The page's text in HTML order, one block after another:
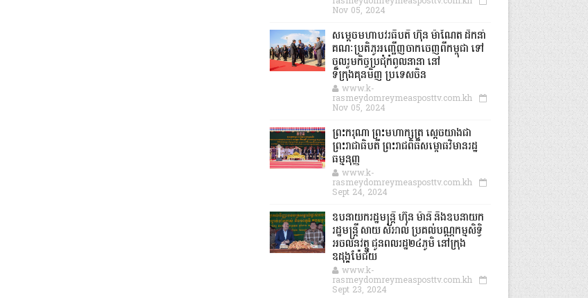
Nov 05, 2024
សម្តេចមហាបវរធិបតី ហ៊ុន ម៉ាណែត ដឹកនាំ
គណៈប្រតិភូអញ្ជើញចាកចេញពីកម្ពុជា ទៅ
ចូលរួមកិច្ចប្រជុំកំពូលនានា នៅ
ទីក្រុងគុនមិញ ប្រទេសចិន
www.k-
rasmeydomreymeasposttv.com.kh
Nov 05, 2024
ព្រះករុណា ព្រះមហាក្សត្រ ស្តេចយាងជា
ព្រះរាជាធិបតី ព្រះរាជពិធីសម្ពោធវិមានរដ្ឋ
ធម្មនុញ្ញ
www.k-
rasmeydomreymeasposttv.com.kh
Sept 24, 2024
ឧបនាយករដ្ឋមន្ដ្រី ហ៊ុន ម៉ានី និងឧបនាយក
រដ្ឋមន្ដ្រី សាយ សំអាល់ ប្រគល់បណ្ណកម្មសិទ្ធិ
អចលនវត្ថុ ជូនពលរដ្ឋ២៤ភូមិ នៅក្រុង
ឧដុង្គម៉ែជ័យ
www.k-
rasmeydomreymeasposttv.com.kh
Sept 23, 2024